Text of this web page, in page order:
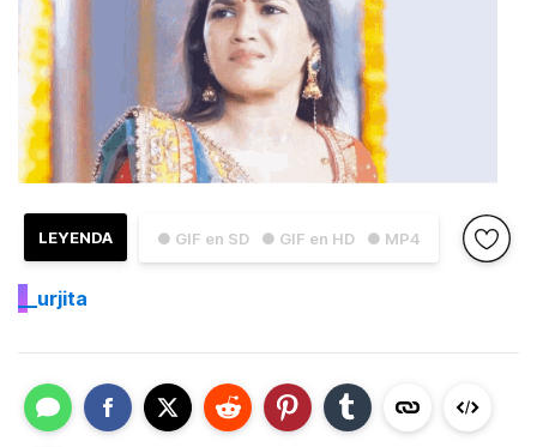
● GIF en SD ● GIF en HD ● MP4
LEYENDA
_ _urjita